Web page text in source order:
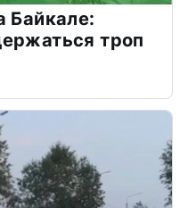
Байкале:
троп